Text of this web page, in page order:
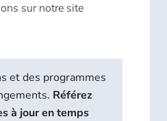
sur notre site
et des programmes
Référez
à jour en temps